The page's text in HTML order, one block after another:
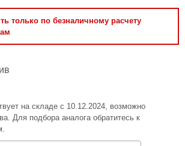
только по безналичному расчету
на складе с 10.12.2024, возможно
Для подбора аналога обратитесь к